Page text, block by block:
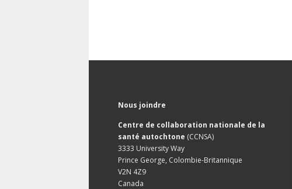
Nous joindre
Centre de collaboration nationale de la
santé autochtone (CCNSA)
3333 University Way
Prince George, Colombie-Britannique
V2N 4Z9
Canada